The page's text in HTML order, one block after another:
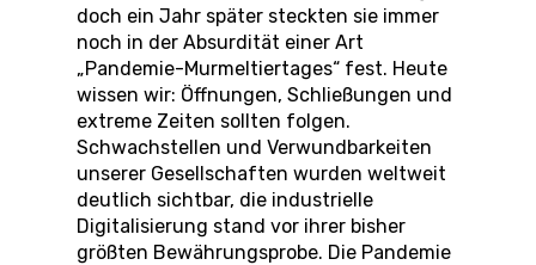
doch ein Jahr später steckten sie immer
noch in der Absurdität einer Art
„Pandemie-Murmeltiertages“ fest. Heute
wissen wir: Öffnungen, Schließungen und
extreme Zeiten sollten folgen.
Schwachstellen und Verwundbarkeiten
unserer Gesellschaften wurden weltweit
deutlich sichtbar, die industrielle
Digitalisierung stand vor ihrer bisher
größten Bewährungsprobe. Die Pandemie